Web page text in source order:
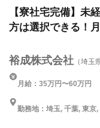
【寮社宅完備】未
方は選択できる！
裕成株式会社 （埼玉
月給：35万円〜60万円
勤務地：埼玉, 千葉, 東京,